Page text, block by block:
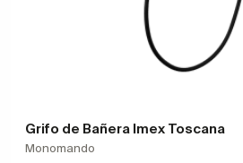
Grifo de Bañera Imex Toscana
Monomando